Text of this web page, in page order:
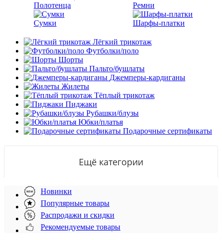
Полотенца Ремни
Сумки Шарфы-платки
Лёгкий трикотаж
Футболки/поло
Шорты
Пальто/бушлаты
Джемперы-кардиганы
Жилеты
Тёплый трикотаж
Пиджаки
Рубашки/блузы
Юбки/платья
Подарочные сертификаты
Ещё категории
Новинки
Популярные товары
Распродажи и скидки
Рекомендуемые товары